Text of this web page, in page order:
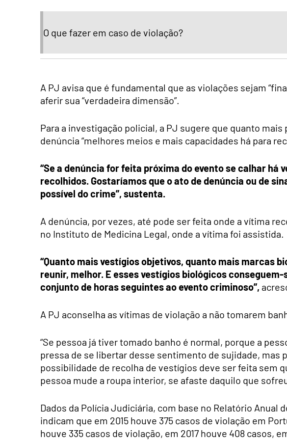
O que fazer em caso de violação?
A PJ avisa que é fundamental que as violações sejam
aferir sua “verdadeira dimensão”.
Para a investigação policial, a PJ sugere que quanto
denúncia “melhores meios e mais capacidades há para
“Se a denúncia for feita próxima do evento se calhar há
recolhidos. Gostaríamos que o ato de denúncia ou de
possível do crime”, sustenta.
A denúncia, por vezes, até pode ser feita onde a vítima
no Instituto de Medicina Legal, onde a vítima foi assistida.
“Quanto mais vestígios objetivos, quanto mais marcas
reunir, melhor. E esses vestígios biológicos
conjunto de horas seguintes ao evento criminoso”,
A PJ aconselha as vítimas de violação a não tomarem
“Se pessoa já tiver tomado banho é normal, porque a
pressa de se libertar desse sentimento de sujidade, mas
possibilidade de recolha de vestígios deve ser feita sem
pessoa mude a roupa interior, se afaste daquilo que
Dados da Polícia Judiciária, com base no Relatório Anual
indicam que em 2015 houve 375 casos de violação em
houve 335 casos de violação, em 2017 houve 408 casos,